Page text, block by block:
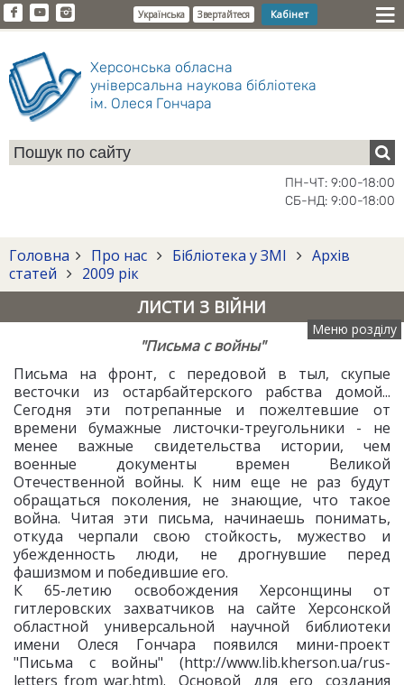
Українська Звертайтеся Кабінет
Херсонська обласна
універсальна наукова бібліотека
ім. Олеся Гончара
ПН-ЧТ: 9:00-18:00
СБ-НД: 9:00-18:00
Головна Про нас Бібліотека у ЗМІ
Архів
статей
2009 рік
ЛИСТИ З ВІЙНИ
Меню розділу
"Письма с войны"
Письма на фронт, с передовой в тыл, скупые
весточки из остарбайтерского рабства домой...
Сегодня эти потрепанные и пожелтевшие от
времени бумажные листочки-треугольники - не
менее важные свидетельства истории, чем
военные документы времен Великой
Отечественной войны. К ним еще не раз будут
обращаться поколения, не знающие, что такое
война. Читая эти письма, начинаешь понимать,
откуда черпали свою стойкость, мужество и
убежденность люди, не дрогнувшие перед
фашизмом и победившие его.
К 65-летию освобождения Херсонщины от
гитлеровских захватчиков на сайте Херсонской
областной универсальной научной библиотеки
имени Олеся Гончара появился мини-проект
"Письма с войны" (http://www.lib.kherson.ua/rus-
letters_from_war.htm). Основой для его создания